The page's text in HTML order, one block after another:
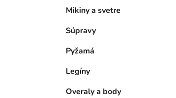
Mikiny a svetre
Súpravy
Pyžamá
Legíny
Overaly a body